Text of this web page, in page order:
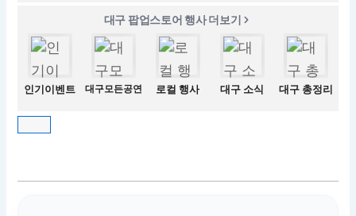
대구 팝업스토어 행사 더보기
인기이벤트 대구모든공연 로컬 행사 대구 소식 대구 총정리